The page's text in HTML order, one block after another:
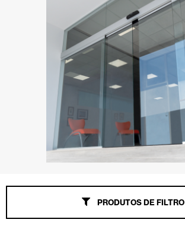
PRODUTOS DE FILTRO